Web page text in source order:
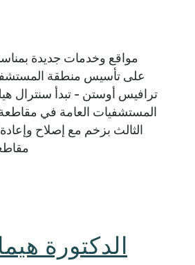
على تأسيس منطقة
ترافيس أوستن - تبدأ سنترال
المستشفيات العامة في
الثالث بزخم مع إصلاح
الدكتورة